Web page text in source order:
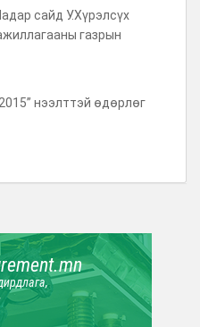
сайд У.Хүрэлсүх
газрын
нээлттэй өдөрлөг